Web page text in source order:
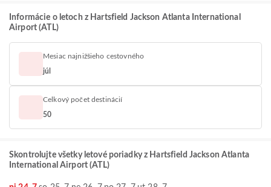
Informácie o letoch z Hartsfield Jackson Atlanta International
Airport (ATL)
Mesiac najnižšieho cestovného
júl
Celkový počet destinácií
50
Skontrolujte všetky letové poriadky z Hartsfield Jackson Atlanta
International Airport (ATL)